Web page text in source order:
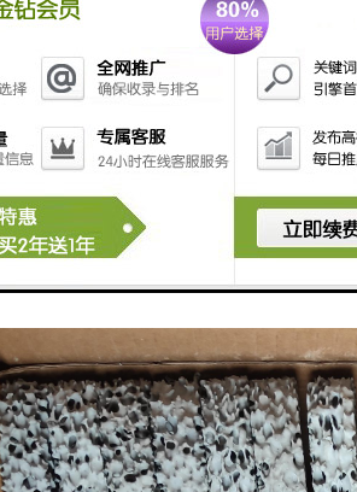
渣棉，挡脏棉，学名陶瓷纤维毯，陶盾毯。
壁粘连，挡渣棉有好的隔热、保温、遮光、
一扒即落